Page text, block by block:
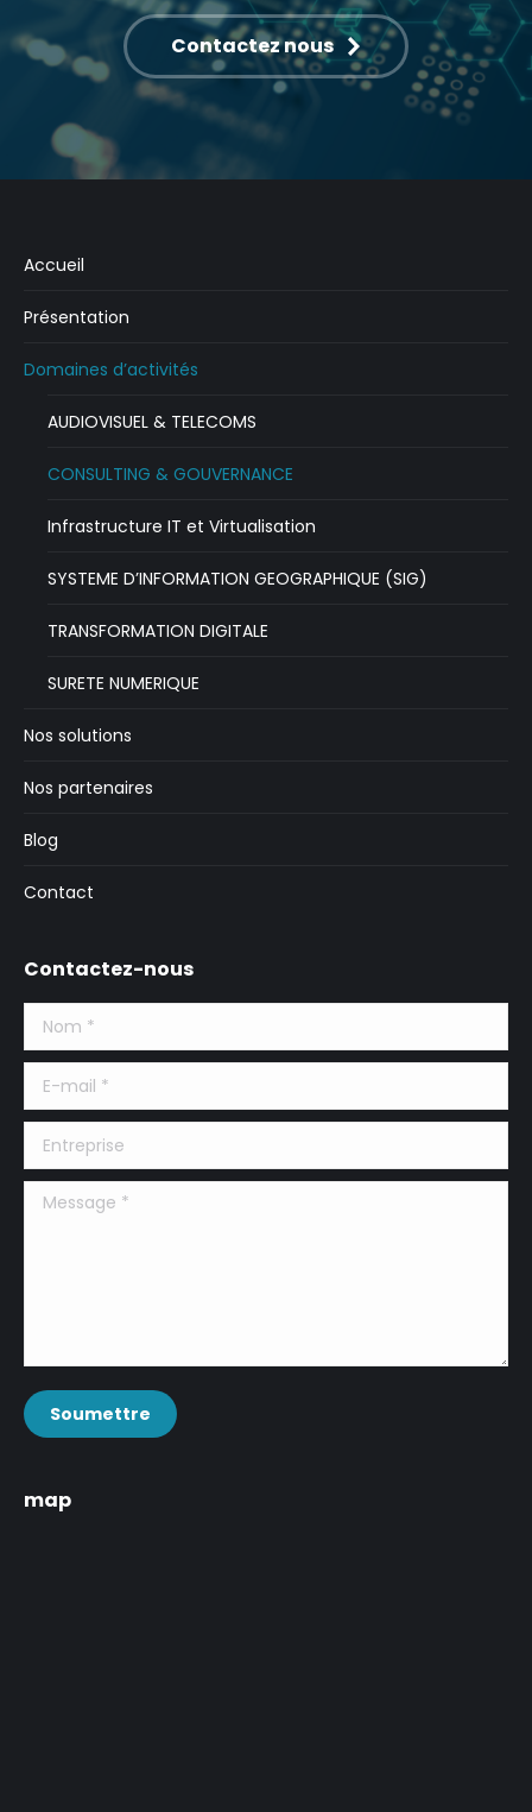
Contactez nous
Accueil
Présentation
Domaines d’activités
AUDIOVISUEL & TELECOMS
CONSULTING & GOUVERNANCE
Infrastructure IT et Virtualisation
SYSTEME D’INFORMATION GEOGRAPHIQUE (SIG)
TRANSFORMATION DIGITALE
SURETE NUMERIQUE
Nos solutions
Nos partenaires
Blog
Contact
Contactez-nous
Nom *
E-mail *
Entreprise
Message *
Soumettre
map